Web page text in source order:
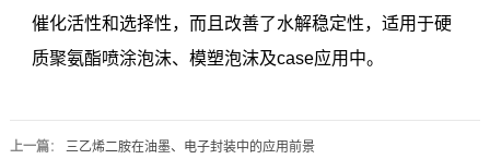
催化活性和选择性，而且改善了水解稳定性，适用于硬
质聚氨酯喷涂泡沫、模塑泡沫及case应用中。
上一篇： 三乙烯二胺在油墨、电子封装中的应用前景